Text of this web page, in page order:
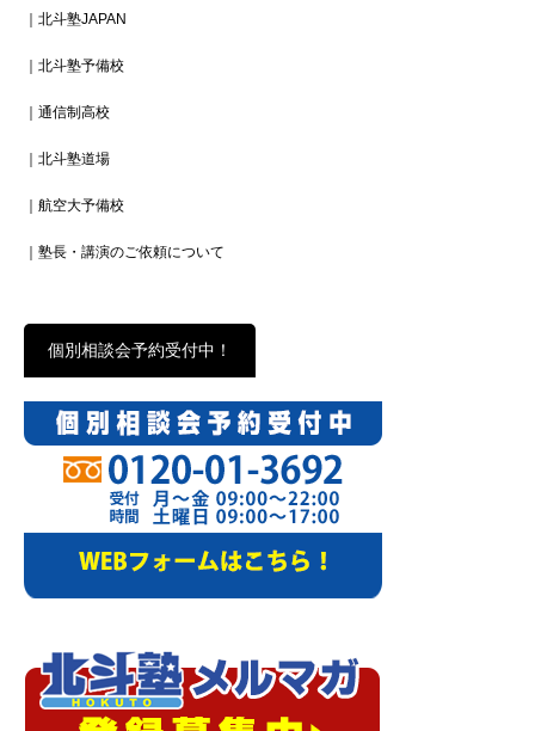
｜北斗塾JAPAN
｜北斗塾予備校
｜通信制高校
｜北斗塾道場
｜航空大予備校
｜塾長・講演のご依頼について
個別相談会予約受付中！